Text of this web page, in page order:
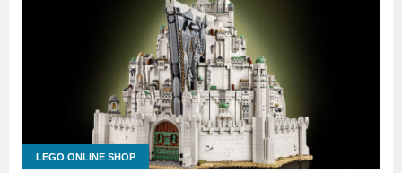
LEGO ONLINE SHOP